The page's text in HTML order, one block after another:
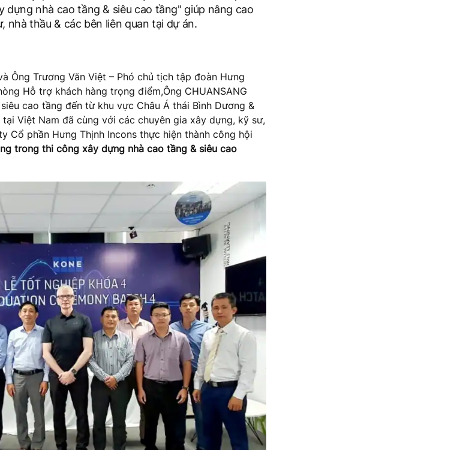
nhà cao tầng & siêu cao tầng" giúp nâng cao
thầu & các bên liên quan tại dự án.
Ông Trương Văn Việt – Phó chủ tịch tập đoàn Hưng
Hỗ trợ khách hàng trọng điểm,Ông CHUANSANG
cao tầng đến từ khu vực Châu Á thái Bình Dương &
Việt Nam đã cùng với các chuyên gia xây dựng, kỹ sư,
Cổ phần Hưng Thịnh Incons thực hiện thành công hội
trong thi công xây dựng nhà cao tầng & siêu cao